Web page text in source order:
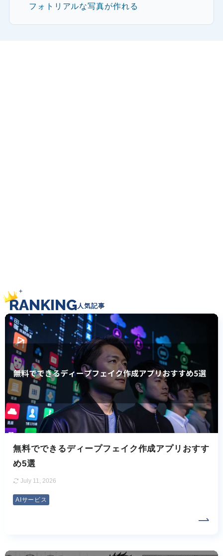
フォトリアルな写真が作れる
RANKING 人気記事
無料でできるディープフェイク作成アプリおすす
め5選
July 11, 2026
AIサービス